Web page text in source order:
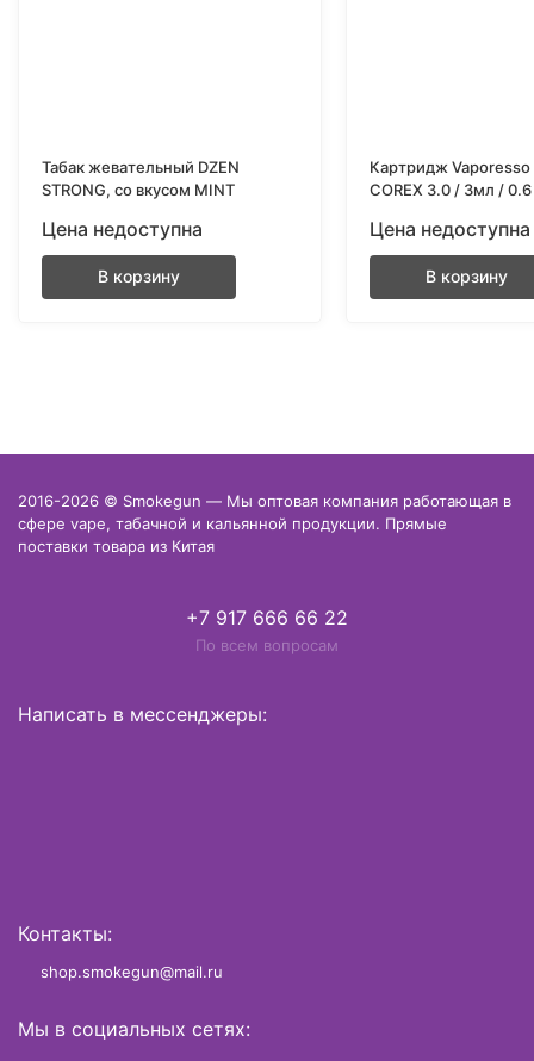
Табак жевательный DZEN
STRONG, со вкусом MINT
Цена недоступна
В корзину
Картридж Vaporesso
COREX 3.0 / 3мл /
Цена недоступна
В корзину
2016-2026 © Smokegun — Мы оптовая компания работающая в
сфере vape, табачной и кальянной продукции. Прямые
поставки товара из Китая
+7 917 666 66 22
По всем вопросам
Написать в мессенджеры:
Контакты:
shop.smokegun@mail.ru
Мы в социальных сетях: